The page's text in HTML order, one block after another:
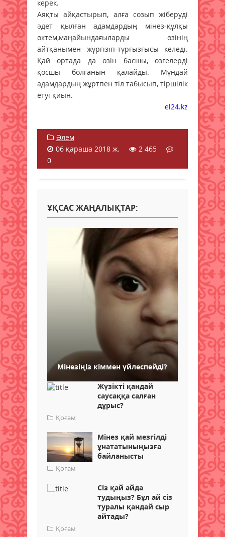
керек.
Аяқты айқастырып, алға созып жіберуді
әдет қылған адамдардың мінез-құлқы
өктем,маңайындағыларды өзінің
айтқанымен жүргізіп-тұрғызғысы келеді.
Қай ортада да өзін басшы, өзгелерді
қосшы болғанын қалайды. Мұндай
адамдардың жұртпен тіл табысып, тіршілік
етуі қиын.
el24.kz
Әлем
06 қараша 2018 ж.
2 465
0
ҰҚСАС ЖАҢАЛЫҚТАР:
Мінезіңіз кіммен үйлеспейді?
Жүзікті қандай
саусаққа салған
дұрыс?
Қоғам
Мінез қай мезгілді
ұнататыныңызға
байланысты
Қоғам
Сіз қай айда
тудыңыз? Бұл ай сіз
туралы қандай сыр
айтады?
Қоғам